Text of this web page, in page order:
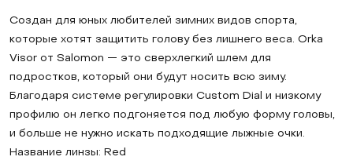
Создан для юных любителей зимних видов спорта,
которые хотят защитить голову без лишнего веса. Orka
Visor от Salomon — это сверхлегкий шлем для
подростков, который они будут носить всю зиму.
Благодаря системе регулировки Custom Dial и низкому
профилю он легко подгоняется под любую форму головы,
и больше не нужно искать подходящие лыжные очки.
Название линзы: Red